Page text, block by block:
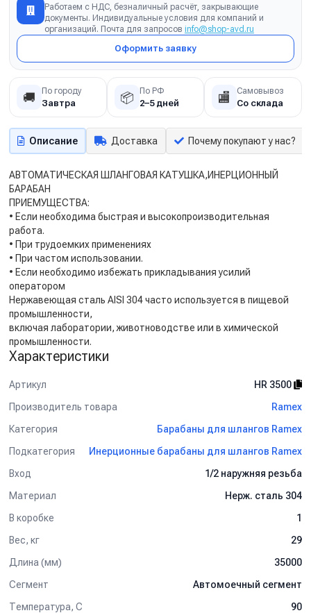
Работаем с НДС, безналичный расчёт, закрывающие
документы. Индивидуальные условия для компаний и
организаций. Почта для запросов info@shop-avd.ru
Оформить заявку
🚚 По городу
Завтра 📦 По РФ
2–5 дней 🏬 Самовывоз
Со склада
Описание Доставка Почему покупают у нас?
АВТОМАТИЧЕСКАЯ ШЛАНГОВАЯ КАТУШКА,ИНЕРЦИОННЫЙ
БАРАБАН
ПРИЕМУЩЕСТВА:
• Если необходима быстрая и высокопроизводительная
работа.
• При трудоемких применениях
• При частом использовании.
• Если необходимо избежать прикладывания усилий
оператором
Нержавеющая сталь AISI 304 часто используется в пищевой
промышленности,
включая лаборатории, животноводстве или в химической
промышленности.
Характеристики
Артикул
HR 3500
Производитель товара
Ramex
Категория
Барабаны для шлангов Ramex
Подкатегория
Инерционные барабаны для шлангов Ramex
Вход
1/2 наружняя резьба
Материал
Нерж. сталь 304
В коробке
1
Вес, кг
29
Длина (мм)
35000
Сегмент
Автомоечный сегмент
Температура, C
90